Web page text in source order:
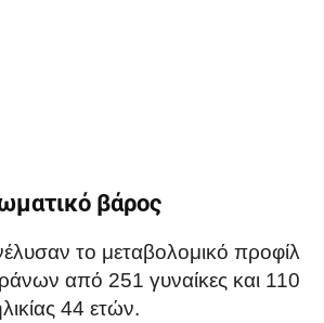
βάρος
το μεταβολομικό προφίλ
από 251 γυναίκες και 110
44 ετών.